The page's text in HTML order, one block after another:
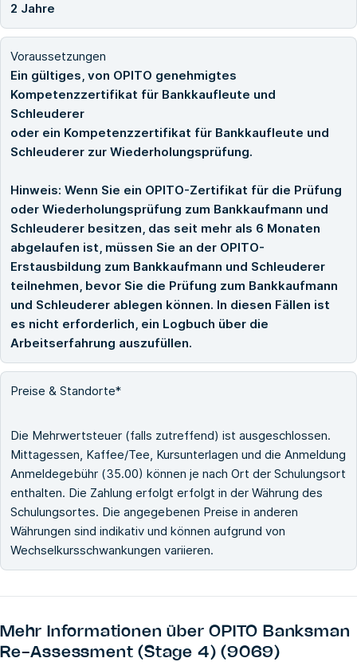
2 Jahre
Voraussetzungen
Ein gültiges, von OPITO genehmigtes
Kompetenzzertifikat für Bankkaufleute und
Schleuderer
oder ein Kompetenzzertifikat für Bankkaufleute und
Schleuderer zur Wiederholungsprüfung.
Hinweis: Wenn Sie ein OPITO-Zertifikat für die Prüfung
oder Wiederholungsprüfung zum Bankkaufmann und
Schleuderer besitzen, das seit mehr als 6 Monaten
abgelaufen ist, müssen Sie an der OPITO-
Erstausbildung zum Bankkaufmann und Schleuderer
teilnehmen, bevor Sie die Prüfung zum Bankkaufmann
und Schleuderer ablegen können. In diesen Fällen ist
es nicht erforderlich, ein Logbuch über die
Arbeitserfahrung auszufüllen.
Preise & Standorte*
Die Mehrwertsteuer (falls zutreffend) ist ausgeschlossen.
Mittagessen, Kaffee/Tee, Kursunterlagen und die Anmeldung
Anmeldegebühr (35.00) können je nach Ort der Schulungsort
enthalten. Die Zahlung erfolgt erfolgt in der Währung des
Schulungsortes. Die angegebenen Preise in anderen
Währungen sind indikativ und können aufgrund von
Wechselkursschwankungen variieren.
Mehr Informationen überOPITO Banksman
Re-Assessment (Stage 4) (9069)